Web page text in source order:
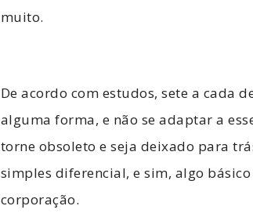
muito.
De acordo com estudos, sete a cada
alguma forma, e não se adaptar a
torne obsoleto e seja deixado para
simples diferencial, e sim, algo
corporação.